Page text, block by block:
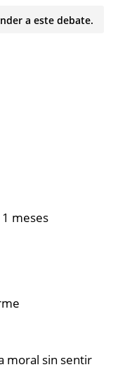
a este debate.
meses
moral sin sentir